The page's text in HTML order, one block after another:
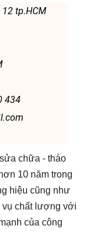
tp.HCM
434
chữa - tháo
10 năm trong
hiệu cũng như
vụ chất lượng với
của công